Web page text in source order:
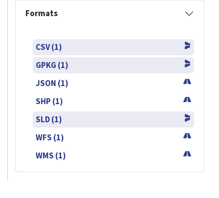
Formats
CSV (1)
GPKG (1)
JSON (1)
SHP (1)
SLD (1)
WFS (1)
WMS (1)